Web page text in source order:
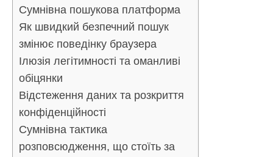
Сумнівна пошукова платформа
Як швидкий безпечний пошук
змінює поведінку браузера
Ілюзія легітимності та оманливі
обіцянки
Відстеження даних та розкриття
конфіденційності
Сумнівна тактика
розповсюдження, що стоїть за